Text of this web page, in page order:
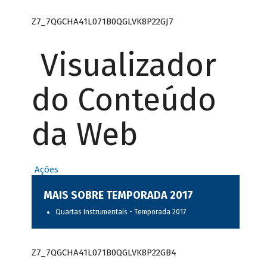
Z7_7QGCHA41L071B0QGLVK8P22GJ7
Visualizador
do Conteúdo
da Web
Ações
MAIS SOBRE TEMPORADA 2017
Quartas Instrumentais - Temporada 2017
Z7_7QGCHA41L071B0QGLVK8P22GB4